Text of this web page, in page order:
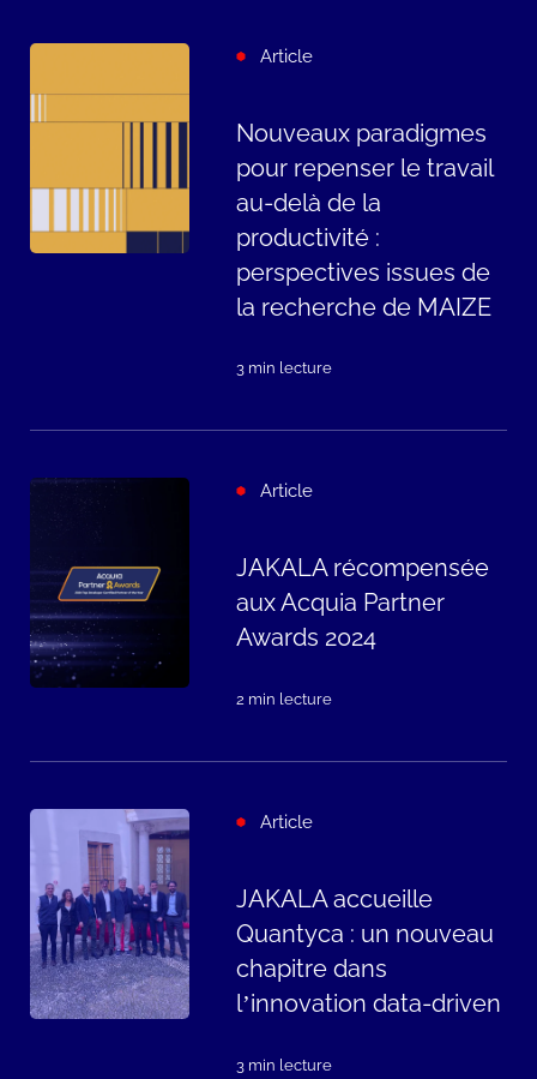
Article
Nouveaux paradigmes
pour repenser le travail
au-delà de la
productivité :
perspectives issues de
la recherche de MAIZE
3 min lecture
Article
JAKALA récompensée
aux Acquia Partner
Awards 2024
2 min lecture
Article
JAKALA accueille
Quantyca : un nouveau
chapitre dans
l’innovation data-driven
3 min lecture